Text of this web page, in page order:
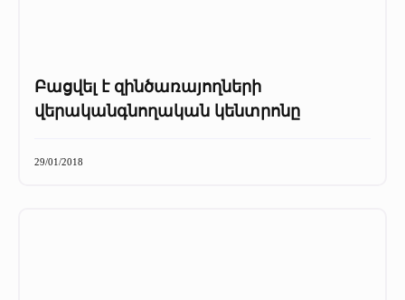
Բացվել է զինծառայողների
վերականգնողական կենտրոնը
29/01/2018